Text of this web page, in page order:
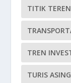
TITIK
TREN
TURIS ASING